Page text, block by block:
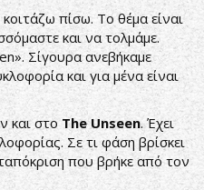
πίσω. Το θέμα είναι
και να τολμάμε.
Σίγουρα ανεβήκαμε
και για μένα είναι
και στο TheUnseen. Έχει
Σε τι φάση βρίσκει
που βρήκε από τον